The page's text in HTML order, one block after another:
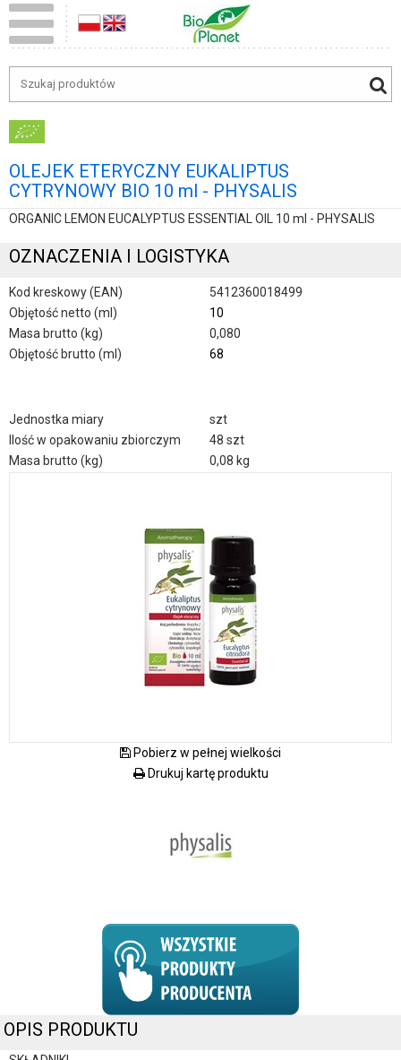
OLEJEK ETERYCZNY EUKALIPTUS
CYTRYNOWY BIO 10 ml - PHYSALIS
ORGANIC LEMON EUCALYPTUS ESSENTIAL OIL 10 ml - PHYSALIS
OZNACZENIA I LOGISTYKA
Kod kreskowy (EAN)
5412360018499
Objętość netto (ml)
10
Masa brutto (kg)
0,080
Objętość brutto (ml)
68
Jednostka miary
szt
Ilość w opakowaniu zbiorczym
48 szt
Masa brutto (kg)
0,08 kg
Pobierz w pełnej wielkości
Drukuj kartę produktu
OPIS PRODUKTU